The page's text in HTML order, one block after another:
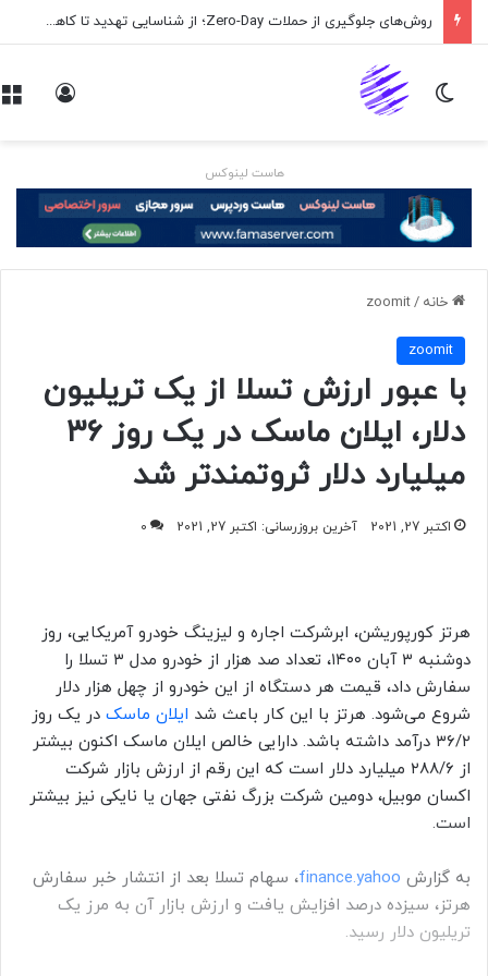
روش‌های جلوگیری از حملات Zero-Day؛ از شناسایی تهدید تا کاهش ریسک
تغییر پوسته
هاست لینوکس
خانه /
zoomit
zoomit
با عبور ارزش تسلا از یک تریلیون
دلار، ایلان ماسک در یک روز ۳۶
میلیارد دلار ثروتمندتر شد
اکتبر 27, 2021 آخرین بروزرسانی: اکتبر 27, 2021 0
هرتز کورپوریشن، ابرشرکت اجاره و لیزینگ خودرو آمریکایی، روز
دوشنبه ۳ آبان ۱۴۰۰، تعداد صد هزار از خودرو مدل ۳ تسلا را
سفارش داد، قیمت هر دستگاه از این خودرو از چهل هزار دلار
شروع می‌شود. هرتز با این کار باعث شد ایلان ماسک در یک روز
۳۶/۲ درآمد داشته باشد. دارایی خالص ایلان ماسک اکنون بیشتر
از ۲۸۸/۶ میلیارد دلار است که این رقم از ارزش بازار
شرکت
اکسان موبیل، دومین شرکت بزرگ نفتی جهان یا نایکی نیز بیشتر
است.
به گزارش finance.yahoo، سهام تسلا بعد از انتشار خبر سفارش
هرتز، سیزده درصد افزایش یافت و ارزش بازار آن به مرز یک
تریلیون دلار رسید.